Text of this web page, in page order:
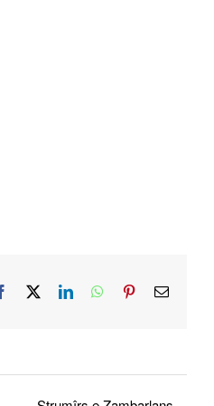
Facebook LinkedInWhatsApp
PinterestEmail